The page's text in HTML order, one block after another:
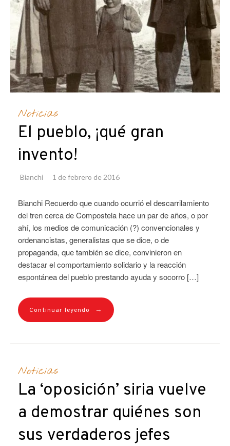
Noticias
El pueblo, ¡qué gran
invento!
Bianchi 1 de febrero de 2016
Bianchi Recuerdo que cuando ocurrió el descarrilamiento
del tren cerca de Compostela hace un par de años, o por
ahí, los medios de comunicación (?) convencionales y
ordenancistas, generalistas que se dice, o de
propaganda, que también se dice, convinieron en
destacar el comportamiento solidario y la reacción
espontánea del pueblo prestando ayuda y socorro […]
Continuar leyendo →
Noticias
La ‘oposición’ siria vuelve
a demostrar quiénes son
sus verdaderos jefes